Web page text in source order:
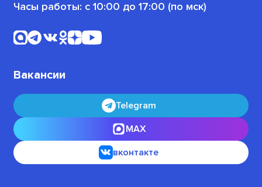
Часы работы: с 10:00 до 17:00 (по мск)
Офлайн-программы
Для безработных граждан
Вакансии
Telegram
MAX
вконтакте